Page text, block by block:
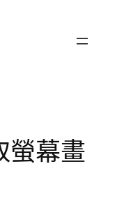
螢幕畫